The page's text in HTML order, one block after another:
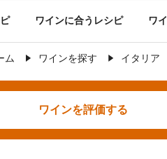
ワインに合うレシピ ワ
ム ワインを探す イタリア
ワインを評価する